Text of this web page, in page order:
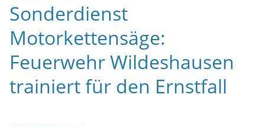
Sonderdienst
Motorkettensäge:
Feuerwehr Wildeshausen
trainiert für den Ernstfall